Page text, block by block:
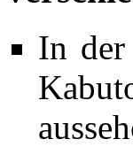
In der